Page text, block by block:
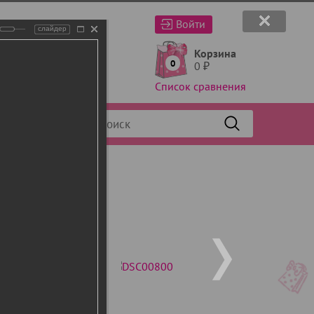
Войти
0
Корзина
0 ₽
Список сравнения
слайдер